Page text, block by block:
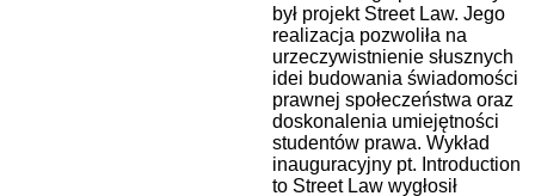
był projekt Street Law. Jego
realizacja pozwoliła na
urzeczywistnienie słusznych
idei budowania świadomości
prawnej społeczeństwa oraz
doskonalenia umiejętności
studentów prawa. Wykład
inauguracyjny pt. Introduction
to Street Law wygłosił